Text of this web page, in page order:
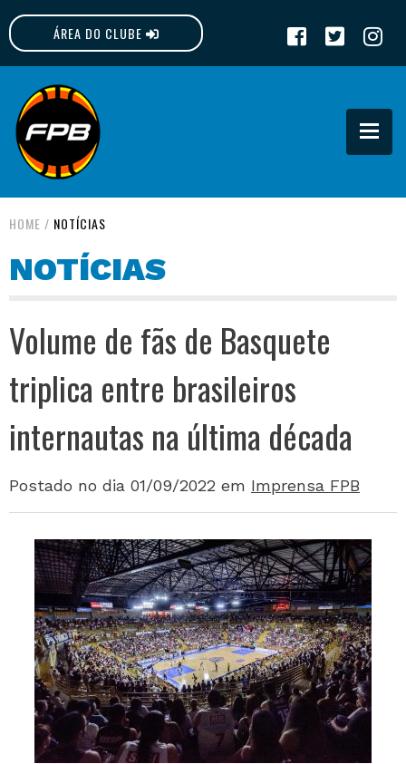
ÁREA DO CLUBE
FPB
HOME / NOTÍCIAS
NOTÍCIAS
Volume de fãs de Basquete
triplica entre brasileiros
internautas na última década
Postado no dia 01/09/2022 em Imprensa FPB